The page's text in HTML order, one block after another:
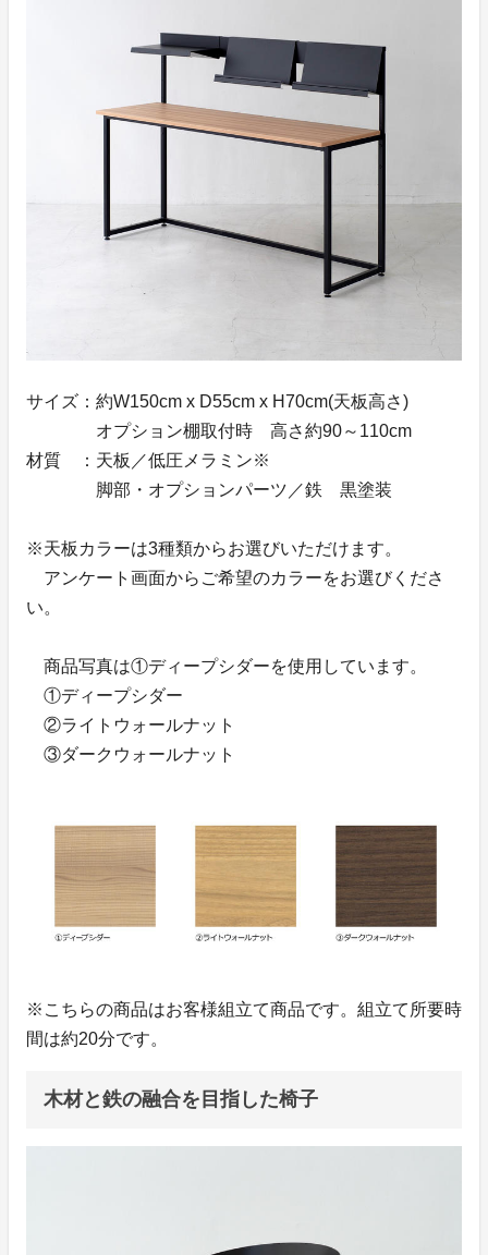
サイズ：約W150cm x D55cm x H70cm(天板高さ)
オプション棚取付時 高さ約90～110cm
材質 ：天板／低圧メラミン※
脚部・オプションパーツ／鉄 黒塗装
※天板カラーは3種類からお選びいただけます。
アンケート画面からご希望のカラーをお選びくださ
い。
商品写真は①ディープシダーを使用しています。
①ディープシダー
②ライトウォールナット
③ダークウォールナット
※こちらの商品はお客様組立て商品です。組立て所要時
間は約20分です。
木材と鉄の融合を目指した椅子